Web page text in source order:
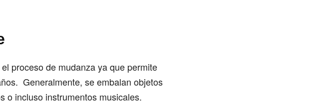
proceso de mudanza ya que permite
Generalmente, se embalan objetos
o incluso instrumentos musicales.